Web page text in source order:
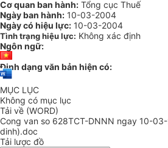
Cơ quan ban hành: Tổng cục Thuế
Ngày ban hành: 10-03-2004
Ngày có hiệu lực: 10-03-2004
Tình trạng hiệu lực: Không xác định
Ngôn ngữ:
Định dạng văn bản hiện có:
MỤC LỤC
Không có mục lục
Tải về (WORD)
Cong van so 628TCT-DNNN ngay 10-
dinh).doc
Tải lược đồ